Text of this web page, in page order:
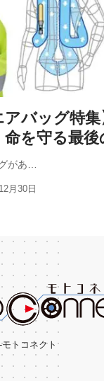
アバッグ特
を守る最後
があ…
月30日
トコネクト